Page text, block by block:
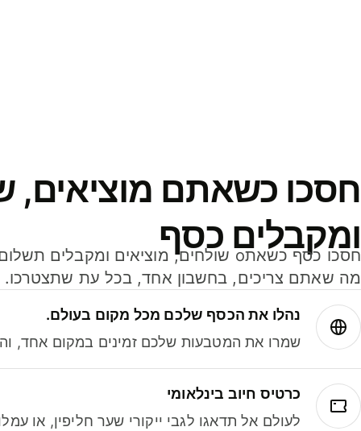
חסכו כשאתם מוציאים,
ומקבלים כסף
מה שאתם צריכים, בחשבון אחד, בכל עת שתצטרכו.
נהלו את הכסף שלכם מכל מקום בעולם.
שמרו את המטבעות שלכם זמינים במקום אחד,
כרטיס חיוב בינלאומי
לעולם אל תדאגו לגבי ייקורי שער חליפין, או